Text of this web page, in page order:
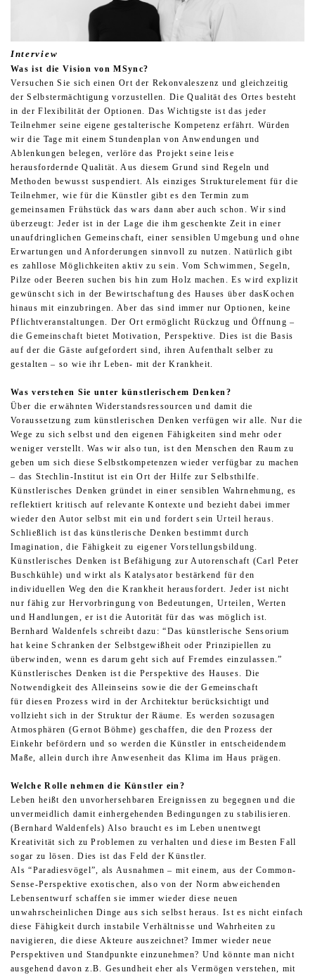
Interview
Was ist die Vision von MSync?
Versuchen Sie sich einen Ort der Rekonvaleszenz und gleichzeitig
der Selbstermächtigung vorzustellen. Die Qualität des Ortes besteht
in der Flexibilität der Optionen. Das Wichtigste ist das jeder
Teilnehmer seine eigene gestalterische Kompetenz erfährt. Würden
wir die Tage mit einem Stundenplan von Anwendungen und
Ablenkungen belegen, verlöre das Projekt seine leise
herausfordernde Qualität. Aus diesem Grund sind Regeln und
Methoden bewusst suspendiert. Als einziges Strukturelement für die
Teilnehmer, wie für die Künstler gibt es den Termin zum
gemeinsamen Frühstück das wars dann aber auch schon. Wir sind
überzeugt: Jeder ist in der Lage die ihm geschenkte Zeit in einer
unaufdringlichen Gemeinschaft, einer sensiblen Umgebung und ohne
Erwartungen und Anforderungen sinnvoll zu nutzen. Natürlich gibt
es zahllose Möglichkeiten aktiv zu sein. Vom Schwimmen, Segeln,
Pilze oder Beeren suchen bis hin zum Holz machen. Es wird explizit
gewünscht sich in der Bewirtschaftung des Hauses über dasKochen
hinaus mit einzubringen. Aber das sind immer nur Optionen, keine
Pflichtveranstaltungen. Der Ort ermöglicht Rückzug und Öffnung –
die Gemeinschaft bietet Motivation, Perspektive. Dies ist die Basis
auf der die Gäste aufgefordert sind, ihren Aufenthalt selber zu
gestalten – so wie ihr Leben- mit der Krankheit.
Was verstehen Sie unter künstlerischem Denken?
Über die erwähnten Widerstandsressourcen und damit die
Voraussetzung zum künstlerischen Denken verfügen wir alle. Nur die
Wege zu sich selbst und den eigenen Fähigkeiten sind mehr oder
weniger verstellt. Was wir also tun, ist den Menschen den Raum zu
geben um sich diese Selbstkompetenzen wieder verfügbar zu machen
– das Stechlin-Institut ist ein Ort der Hilfe zur Selbsthilfe.
Künstlerisches Denken gründet in einer sensiblen Wahrnehmung, es
reflektiert kritisch auf relevante Kontexte und bezieht dabei immer
wieder den Autor selbst mit ein und fordert sein Urteil heraus.
Schließlich ist das künstlerische Denken bestimmt durch
Imagination, die Fähigkeit zu eigener Vorstellungsbildung.
Künstlerisches Denken ist Befähigung zur Autorenschaft (Carl Peter
Buschkühle) und wirkt als Katalysator bestärkend für den
individuellen Weg den die Krankheit herausfordert. Jeder ist nicht
nur fähig zur Hervorbringung von Bedeutungen, Urteilen, Werten
und Handlungen, er ist die Autorität für das was möglich ist.
Bernhard Waldenfels schreibt dazu: “Das künstlerische Sensorium
hat keine Schranken der Selbstgewißheit oder Prinzipiellen zu
überwinden, wenn es darum geht sich auf Fremdes einzulassen.”
Künstlerisches Denken ist die Perspektive des Hauses. Die
Notwendigkeit des Alleinseins sowie die der Gemeinschaft
für diesen Prozess wird in der Architektur berücksichtigt und
vollzieht sich in der Struktur der Räume. Es werden sozusagen
Atmosphären (Gernot Böhme) geschaffen, die den Prozess der
Einkehr befördern und so werden die Künstler in entscheidendem
Maße, allein durch ihre Anwesenheit das Klima im Haus prägen.
Welche Rolle nehmen die Künstler ein?
Leben heißt den unvorhersehbaren Ereignissen zu begegnen und die
unvermeidlich damit einhergehenden Bedingungen zu stabilisieren.
(Bernhard Waldenfels) Also braucht es im Leben unentwegt
Kreativität sich zu Problemen zu verhalten und diese im Besten Fall
sogar zu lösen. Dies ist das Feld der Künstler.
Als “Paradiesvögel”, als Ausnahmen – mit einem, aus der Common-
Sense-Perspektive exotischen, also von der Norm abweichenden
Lebensentwurf schaffen sie immer wieder diese neuen
unwahrscheinlichen Dinge aus sich selbst heraus. Ist es nicht einfach
diese Fähigkeit durch instabile Verhältnisse und Wahrheiten zu
navigieren, die diese Akteure auszeichnet? Immer wieder neue
Perspektiven und Standpunkte einzunehmen? Und könnte man nicht
ausgehend davon z.B. Gesundheit eher als Vermögen verstehen, mit